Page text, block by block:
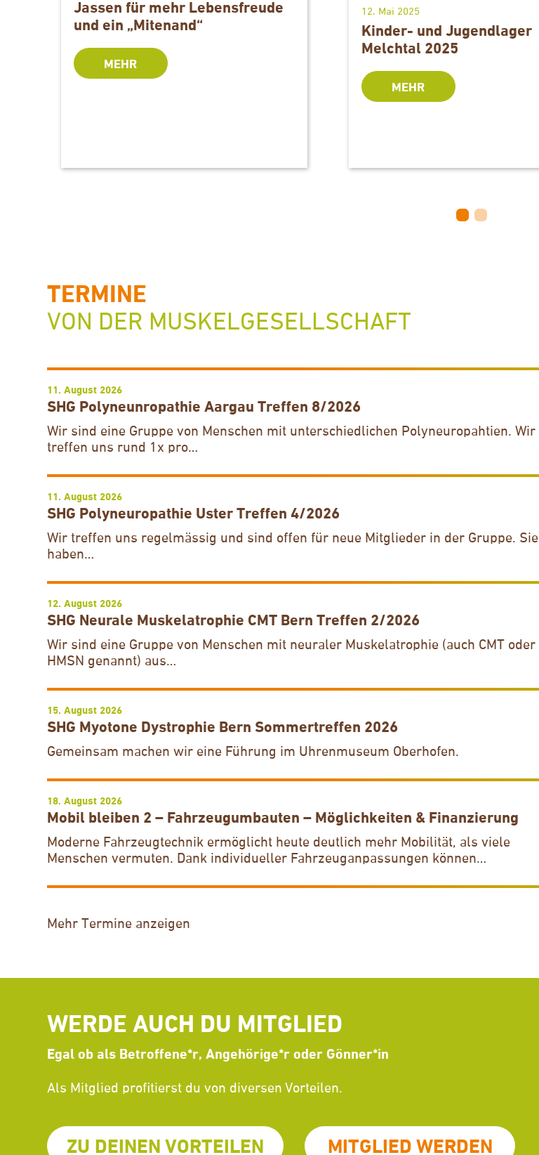
Jassen für mehr Lebensfreude
und ein „Mitenand“
MEHR
12. Mai 2025
Kinder- und Jugendlager
Melchtal 2025
MEHR
TERMINE
VON DER MUSKELGESELLSCHAFT
11. August 2026
SHG Polyneunropathie Aargau Treffen 8/2026
Wir sind eine Gruppe von Menschen mit unterschiedlichen Polyneuropahtien. Wir
treffen uns rund 1x pro…
11. August 2026
SHG Polyneuropathie Uster Treffen 4/2026
Wir treffen uns regelmässig und sind offen für neue Mitglieder in der Gruppe. Sie
haben…
12. August 2026
SHG Neurale Muskelatrophie CMT Bern Treffen 2/2026
Wir sind eine Gruppe von Menschen mit neuraler Muskelatrophie (auch CMT oder
HMSN genannt) aus…
15. August 2026
SHG Myotone Dystrophie Bern Sommertreffen 2026
Gemeinsam machen wir eine Führung im Uhrenmuseum Oberhofen.
18. August 2026
Mobil bleiben 2 – Fahrzeugumbauten – Möglichkeiten & Finanzierung
Moderne Fahrzeugtechnik ermöglicht heute deutlich mehr Mobilität, als viele
Menschen vermuten. Dank individueller Fahrzeuganpassungen können…
Mehr Termine anzeigen
WERDE AUCH DU MITGLIED
Egal ob als Betroffene*r, Angehörige*r oder Gönner*in
Als Mitglied profitierst du von diversen Vorteilen.
ZU DEINEN VORTEILEN MITGLIED WERDEN